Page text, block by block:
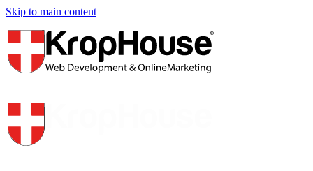
Skip to main content